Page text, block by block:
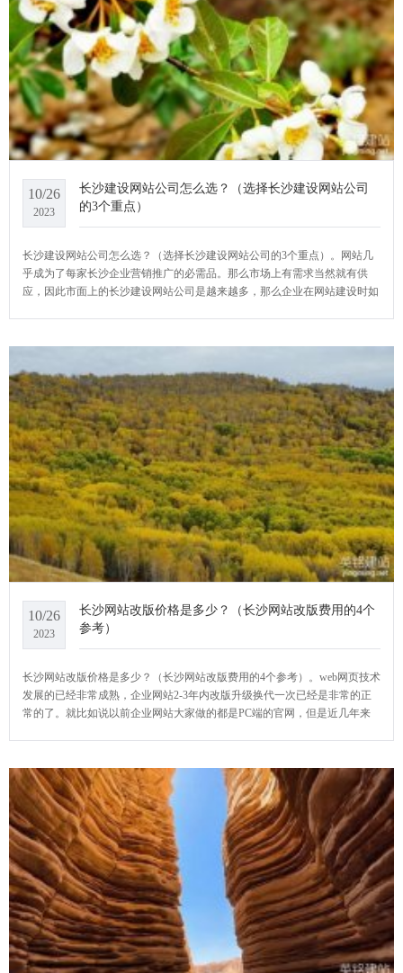
10/26
2023
长沙建设网站公司怎么选？（选择长沙建设网站公司
的3个重点）
长沙建设网站公司怎么选？（选择长沙建设网站公司的3个重点）。网站几
乎成为了每家长沙企业营销推广的必需品。那么市场上有需求当然就有供
应，因此市面上的长沙建设网站公司是越来越多，那么企业在网站建设时如
10/26
2023
长沙网站改版价格是多少？（长沙网站改版费用的4个
参考）
长沙网站改版价格是多少？（长沙网站改版费用的4个参考）。web网页技术
发展的已经非常成熟，企业网站2-3年内改版升级换代一次已经是非常的正
常的了。就比如说以前企业网站大家做的都是PC端的官网，但是近几年来
少？